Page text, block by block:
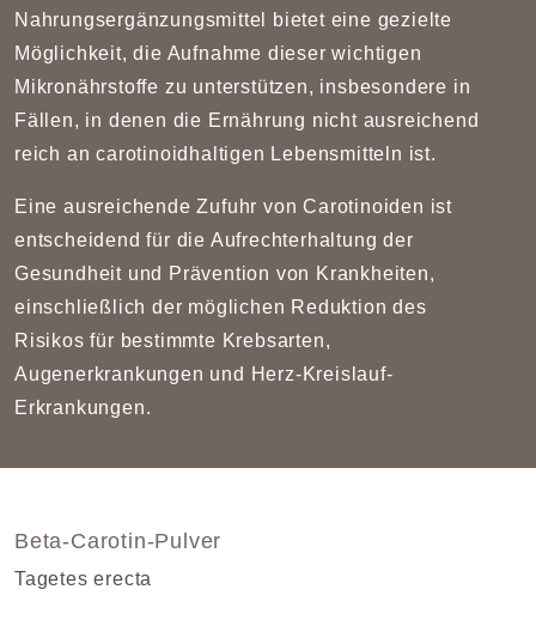
Nahrungsergänzungsmittel bietet eine gezielte
Möglichkeit, die Aufnahme dieser wichtigen
Mikronährstoffe zu unterstützen, insbesondere in
Fällen, in denen die Ernährung nicht ausreichend
reich an carotinoidhaltigen Lebensmitteln ist.
Eine ausreichende Zufuhr von Carotinoiden ist
entscheidend für die Aufrechterhaltung der
Gesundheit und Prävention von Krankheiten,
einschließlich der möglichen Reduktion des
Risikos für bestimmte Krebsarten,
Augenerkrankungen und Herz-Kreislauf-
Erkrankungen.
Beta-Carotin-Pulver
Tagetes erecta